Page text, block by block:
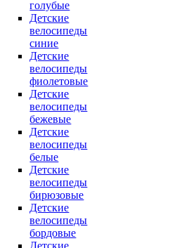
голубые
Детские
велосипеды
синие
Детские
велосипеды
фиолетовые
Детские
велосипеды
бежевые
Детские
велосипеды
белые
Детские
велосипеды
бирюзовые
Детские
велосипеды
бордовые
Детские